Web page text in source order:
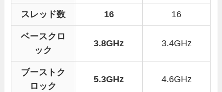
スレッド数 16 16
ベースクロ
ック
3.8GHz 3.4GHz
ブーストク
ロック
5.3GHz 4.6GHz